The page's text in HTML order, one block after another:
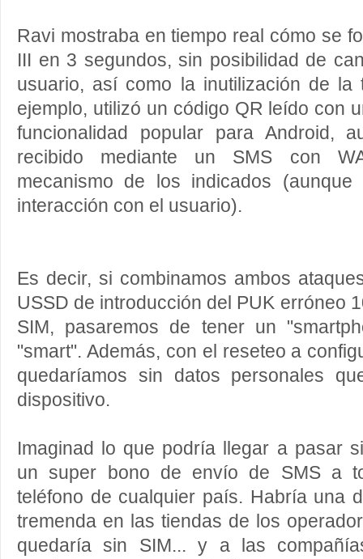
Ravi mostraba en tiempo real cómo se
III en 3 segundos, sin posibilidad de
usuario, así como la inutilización de la
ejemplo, utilizó un código QR leído con
funcionalidad popular para Android,
recibido mediante un SMS con
mecanismo de los indicados
interacción con el usuario).
Es decir, si combinamos ambos
USSD de introducción del PUK erróneo
SIM, pasaremos de tener un
"smart". Además, con el reseteo a
quedaríamos sin datos personales
dispositivo.
Imaginad lo que podría llegar a pasar
un super bono de envío de SMS a
teléfono de cualquier país. Habría una
tremenda en las tiendas de los
quedaría sin SIM... y a las